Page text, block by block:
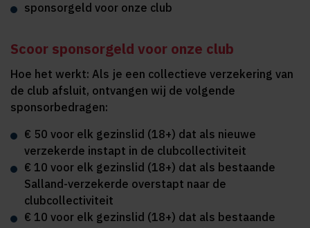
sponsorgeld voor onze club
Scoor sponsorgeld voor onze club
Hoe het werkt: Als je een collectieve verzekering van
de club afsluit, ontvangen wij de volgende
sponsorbedragen:
€ 50 voor elk gezinslid (18+) dat als nieuwe
verzekerde instapt in de clubcollectiviteit
€ 10 voor elk gezinslid (18+) dat als bestaande
Salland-verzekerde overstapt naar de
clubcollectiviteit
€ 10 voor elk gezinslid (18+) dat als bestaande